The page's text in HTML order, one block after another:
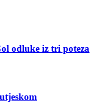
odluke iz tri poteza